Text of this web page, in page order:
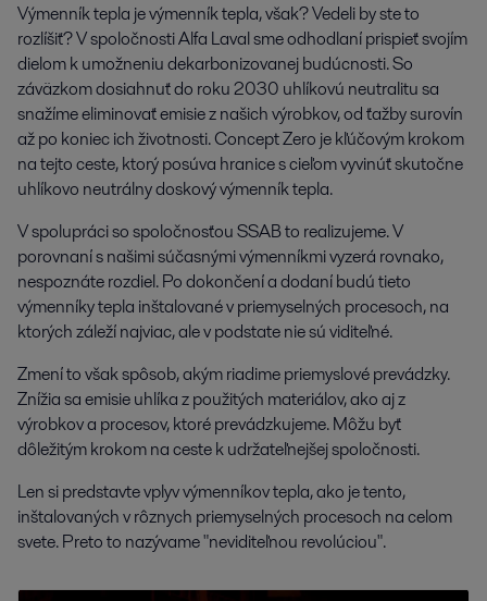
Výmenník tepla je výmenník tepla, však? Vedeli by ste to
rozlíšiť? V spoločnosti Alfa Laval sme odhodlaní prispieť svojím
dielom k umožneniu dekarbonizovanej budúcnosti. So
záväzkom dosiahnuť do roku 2030 uhlíkovú neutralitu sa
snažíme eliminovať emisie z našich výrobkov, od ťažby surovín
až po koniec ich životnosti. Concept Zero je kľúčovým krokom
na tejto ceste, ktorý posúva hranice s cieľom vyvinúť skutočne
uhlíkovo neutrálny doskový výmenník tepla.
V spolupráci so spoločnosťou SSAB to realizujeme. V
porovnaní s našimi súčasnými výmenníkmi vyzerá rovnako,
nespoznáte rozdiel. Po dokončení a dodaní budú tieto
výmenníky tepla inštalované v priemyselných procesoch, na
ktorých záleží najviac, ale v podstate nie sú viditeľné.
Zmení to však spôsob, akým riadime priemyslové prevádzky.
Znížia sa emisie uhlíka z použitých materiálov, ako aj z
výrobkov a procesov, ktoré prevádzkujeme. Môžu byť
dôležitým krokom na ceste k udržateľnejšej spoločnosti.
Len si predstavte vplyv výmenníkov tepla, ako je tento,
inštalovaných v rôznych priemyselných procesoch na celom
svete. Preto to nazývame "neviditeľnou revolúciou".